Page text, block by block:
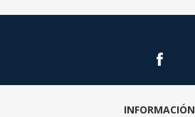
INFORMACIÓN